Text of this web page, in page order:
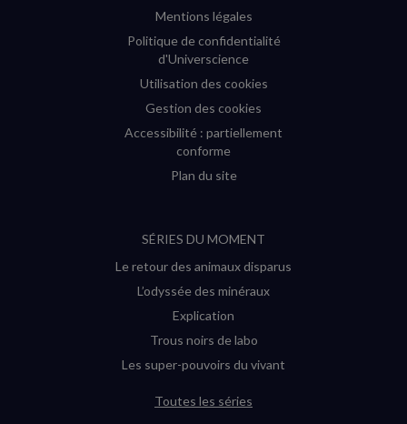
Mentions légales
Politique de confidentialité
d'Universcience
Utilisation des cookies
Gestion des cookies
Accessibilité : partiellement
conforme
Plan du site
SÉRIES DU MOMENT
Le retour des animaux disparus
L’odyssée des minéraux
Explication
Trous noirs de labo
Les super-pouvoirs du vivant
Toutes les séries